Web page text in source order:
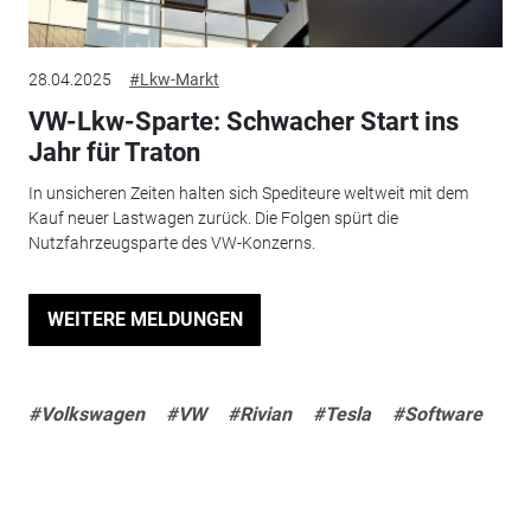
28.04.2025 #Lkw-Markt
VW-Lkw-Sparte: Schwacher Start ins
Jahr für Traton
In unsicheren Zeiten halten sich Spediteure weltweit mit dem
Kauf neuer Lastwagen zurück. Die Folgen spürt die
Nutzfahrzeugsparte des VW-Konzerns.
WEITERE MELDUNGEN
#Volkswagen #VW #Rivian #Tesla #Software